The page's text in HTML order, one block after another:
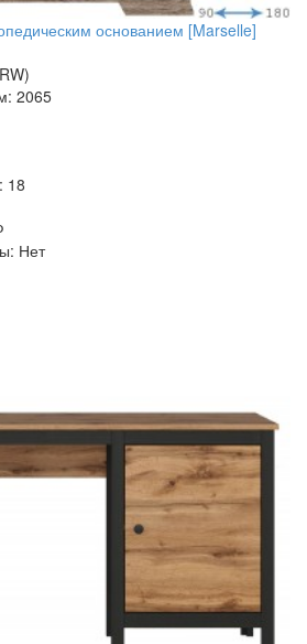
основанием [Marselle]
2065
18
Нет